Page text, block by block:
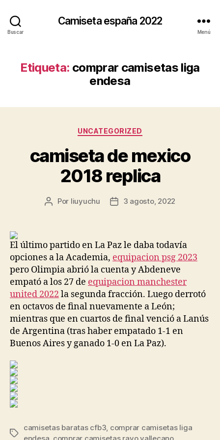
Buscar
Camiseta españa 2022
Menú
Etiqueta: comprar camisetas liga
endesa
Categorías
UNCATEGORIZED
camiseta de mexico
2018 replica
Autor
Por liuyuchu
Fecha3 agosto, 2022
El último partido en La Paz le daba todavía
opciones a la Academia, equipacion psg 2023
pero Olimpia abrió la cuenta y Abdeneve
empató a los 27 de equipacion manchester
united 2022 la segunda fracción. Luego derrotó
en octavos de final nuevamente a León;
mientras que en cuartos de final venció a Lanús
de Argentina (tras haber empatado 1-1 en
Buenos Aires y ganado 1-0 en La Paz).
Etiquetas
camisetas baratas cfb3, comprar camisetas liga